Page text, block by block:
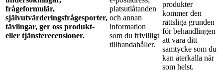
frågeformulär,
självutvärderingsfrågesporter,
tävlingar, ger oss produkt-
eller tjänsterecensioner.
platsutlåtanden
och annan
information
som du frivilligt
tillhandahåller.
produkter
kommer den
rättsliga grunden
för behandlingen
att vara ditt
samtycke som du
kan återkalla när
som helst.